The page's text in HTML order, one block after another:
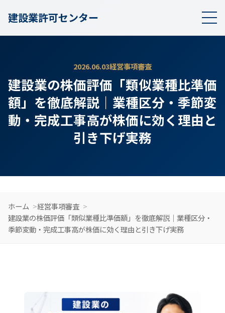
建設業許可センター
2026.06.03経営事項審査
建設業の株価評価「類似業種比準価
額」を徹底解説｜業種区分・季節変
動・完成工事高が株価に効く理由と
引き下げ実務
ホーム
経営事項審査
建設業の株価評価「類似業種比準価額」を徹底解説｜業種区分・
季節変動・完成工事高が株価に効く理由と引き下げ実務